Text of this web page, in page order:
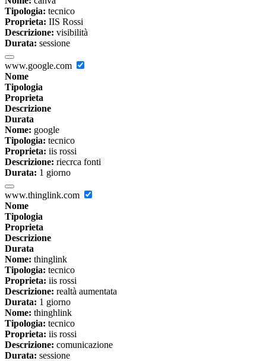
Tipologia: tecnico
Proprieta: IIS Rossi
Descrizione: visibilità
Durata: sessione
www.google.com
Nome
Tipologia
Proprieta
Descrizione
Durata
Nome: google
Tipologia: tecnico
Proprieta: iis rossi
Descrizione: riecrca fonti
Durata: 1 giorno
www.thinglink.com
Nome
Tipologia
Proprieta
Descrizione
Durata
Nome: thinglink
Tipologia: tecnico
Proprieta: iis rossi
Descrizione: realtà aumentata
Durata: 1 giorno
Nome: thinghlink
Tipologia: tecnico
Proprieta: iis rossi
Descrizione: comunicazione
Durata: sessione